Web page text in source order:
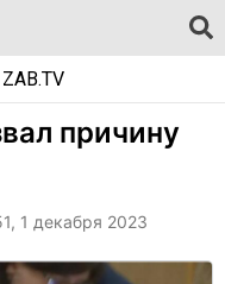
ZAB.TV
причину
1 декабря 2023